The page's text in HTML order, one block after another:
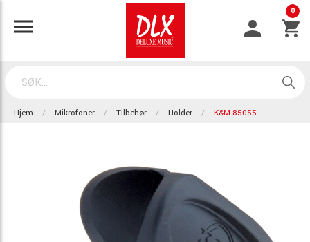
0
Hjem Mikrofoner Tilbehør Holder K&M 85055